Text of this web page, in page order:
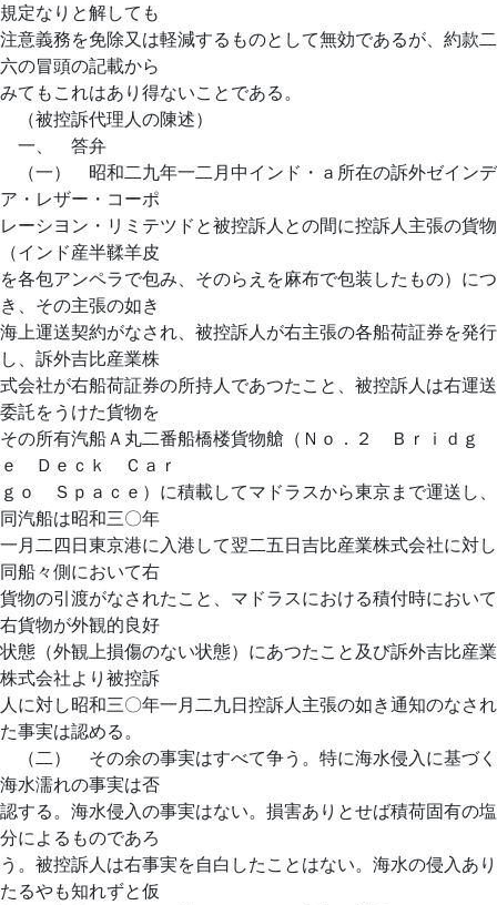
規定なりと解しても
注意義務を免除又は軽減するものとして無効であるが、約款二
六の冒頭の記載から
みてもこれはあり得ないことである。
（被控訴代理人の陳述）
一、 答弁
（一） 昭和二九年一二月中インド・ａ所在の訴外ゼインデ
ア・レザー・コーポ
レーシヨン・リミテツドと被控訴人との間に控訴人主張の貨物
（インド産半鞣羊皮
を各包アンペラで包み、そのらえを麻布で包装したもの）につ
き、その主張の如き
海上運送契約がなされ、被控訴人が右主張の各船荷証券を発行
し、訴外吉比産業株
式会社が右船荷証券の所持人であつたこと、被控訴人は右運送
委託をうけた貨物を
その所有汽船Ａ丸二番船橋楼貨物艙（Ｎｏ．２ Ｂｒｉｄｇ
ｅ Ｄｅｃｋ Ｃａｒ
ｇｏ Ｓｐａｃｅ）に積載してマドラスから東京まで運送し、
同汽船は昭和三〇年
一月二四日東京港に入港して翌二五日吉比産業株式会社に対し
同船々側において右
貨物の引渡がなされたこと、マドラスにおける積付時において
右貨物が外観的良好
状態（外観上損傷のない状態）にあつたこと及び訴外吉比産業
株式会社より被控訴
人に対し昭和三〇年一月二九日控訴人主張の如き通知のなされ
た事実は認める。
（二） その余の事実はすべて争う。特に海水侵入に基づく
海水濡れの事実は否
認する。海水侵入の事実はない。損害ありとせば積荷固有の塩
分によるものであろ
う。被控訴人は右事実を自白したことはない。海水の侵入あり
たるやも知れずと仮